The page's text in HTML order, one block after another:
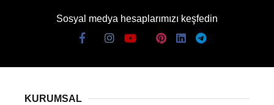
Sosyal medya hesaplarımızı keşfedin
KURUMSAL